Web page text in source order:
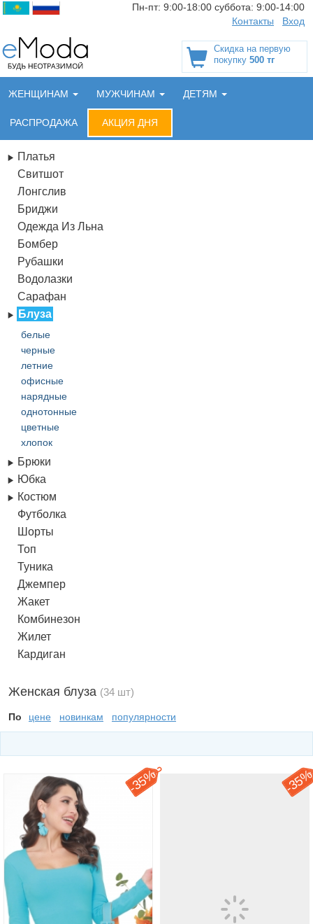
Пн-пт: 9:00-18:00 суббота: 9:00-14:00
Контакты
Вход
Скидка на первую
покупку 500 тг
ЖЕНЩИНАМ МУЖЧИНАМ ДЕТЯМ
РАСПРОДАЖА АКЦИЯ ДНЯ
Платья
Свитшот
Лонгслив
Бриджи
Одежда Из Льна
Бомбер
Рубашки
Водолазки
Сарафан
Блуза
белые
черные
летние
офисные
нарядные
однотонные
цветные
хлопок
Брюки
Юбка
Костюм
Футболка
Шорты
Топ
Туника
Джемпер
Жакет
Комбинезон
Жилет
Кардиган
Женская блуза (34 шт)
По цене новинкам популярности
-
35% -